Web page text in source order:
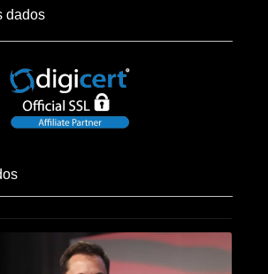
dados